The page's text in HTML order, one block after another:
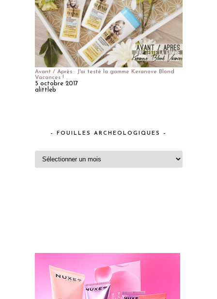
Avant / Après : J'ai testé la gamme Keranove Blond
Vacances !
5 octobre 2017
alittleb
– FOUILLES ARCHEOLOGIQUES –